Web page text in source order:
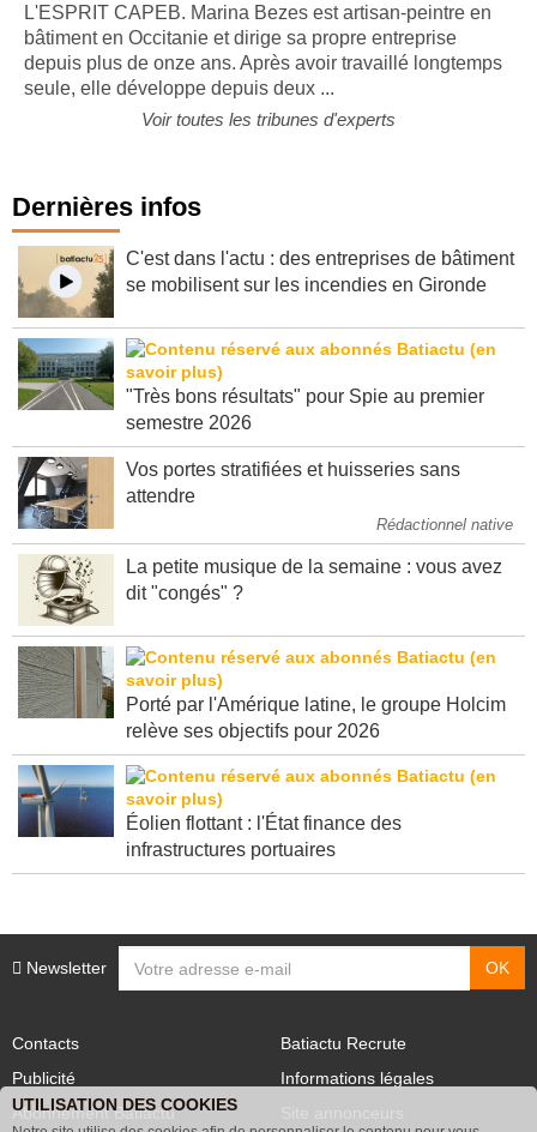
L'ESPRIT CAPEB. Marina Bezes est artisan-peintre en
bâtiment en Occitanie et dirige sa propre entreprise
depuis plus de onze ans. Après avoir travaillé longtemps
seule, elle développe depuis deux ...
Voir toutes les tribunes d'experts
Dernières infos
C'est dans l'actu : des entreprises de bâtiment
se mobilisent sur les incendies en Gironde
"Très bons résultats" pour Spie au premier
semestre 2026
Vos portes stratifiées et huisseries sans
attendre
Rédactionnel native
La petite musique de la semaine : vous avez
dit "congés" ?
Porté par l'Amérique latine, le groupe Holcim
relève ses objectifs pour 2026
Éolien flottant : l'État finance des
infrastructures portuaires
Newsletter
Contacts
Publicité
Abonnement Batiactu
Batiactu Recrute
Informations légales
UTILISATION DES COOKIES